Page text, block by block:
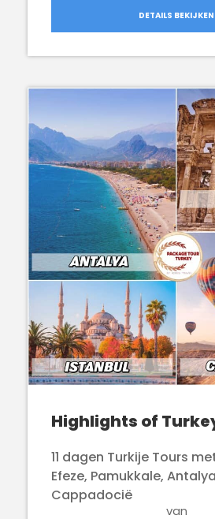
DETAILS BEKIJKEN
Highlights of
11 dagen Turkije Tours
Efeze, Pamukkale,
Cappadocië
van